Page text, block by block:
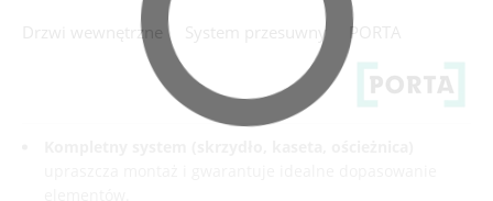
Drzwi wewnętrzne System przesuwny PORTA